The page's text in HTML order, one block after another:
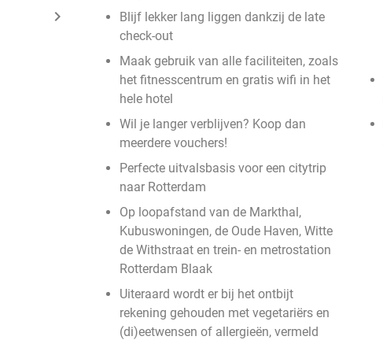
keyboard_arrow_right
Blijf lekker lang liggen dankzij de late
check-out
Maak gebruik van alle faciliteiten, zoals
het fitnesscentrum en gratis wifi in het
hele hotel
Wil je langer verblijven? Koop dan
meerdere vouchers!
Perfecte uitvalsbasis voor een citytrip
naar Rotterdam
Op loopafstand van de Markthal,
Kubuswoningen, de Oude Haven, Witte
de Withstraat en trein- en metrostation
Rotterdam Blaak
Uiteraard wordt er bij het ontbijt
rekening gehouden met vegetariërs en
(di)eetwensen of allergieën, vermeld